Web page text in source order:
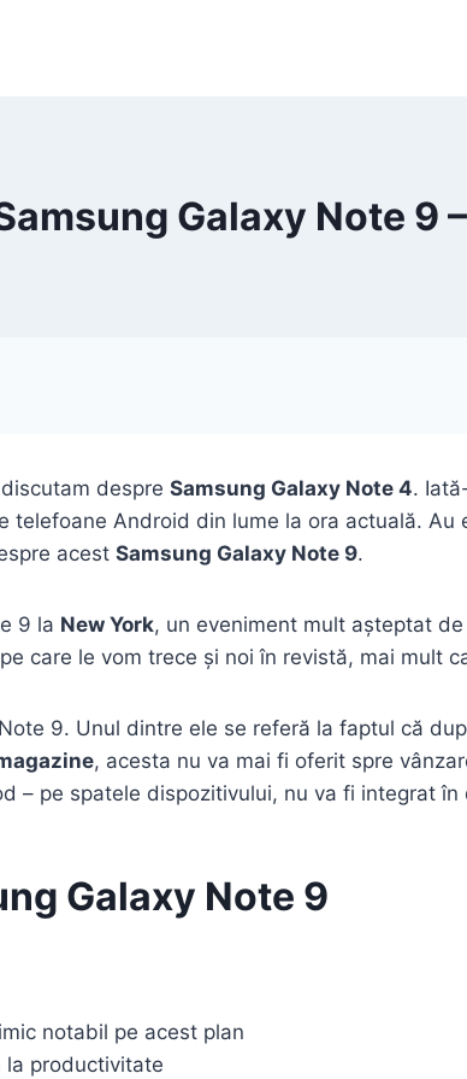
Galaxy Note 9
despre Samsung Galaxy Note 4.
Android din lume la ora actuală. Au
acest Samsung Galaxy Note 9.
9 la New York, un eveniment mult așteptat
care le vom trece și noi în revistă, mai mult
9. Unul dintre ele se referă la faptul că
, acesta nu va mai fi oferit spre
– pe spatele dispozitivului, nu va fi integrat
Galaxy Note 9
notabil pe acest plan
la productivitate